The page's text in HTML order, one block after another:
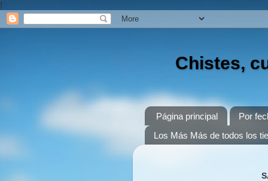
!
Chistes,
Página principal
Por
Los Más Más de todos los